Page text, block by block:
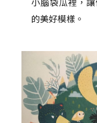
的美好模樣。